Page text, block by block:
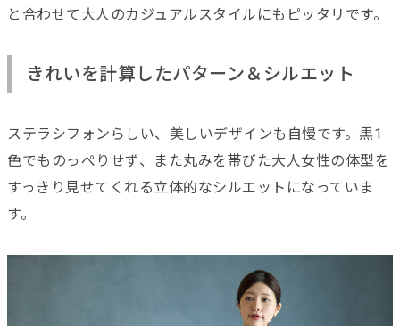
と合わせて大人のカジュアルスタイルにもピッタリです。
きれいを計算したパターン＆シルエット
ステラシフォンらしい、美しいデザインも自慢です。黒1
色でものっぺりせず、また丸みを帯びた大人女性の体型を
すっきり見せてくれる立体的なシルエットになっていま
す。